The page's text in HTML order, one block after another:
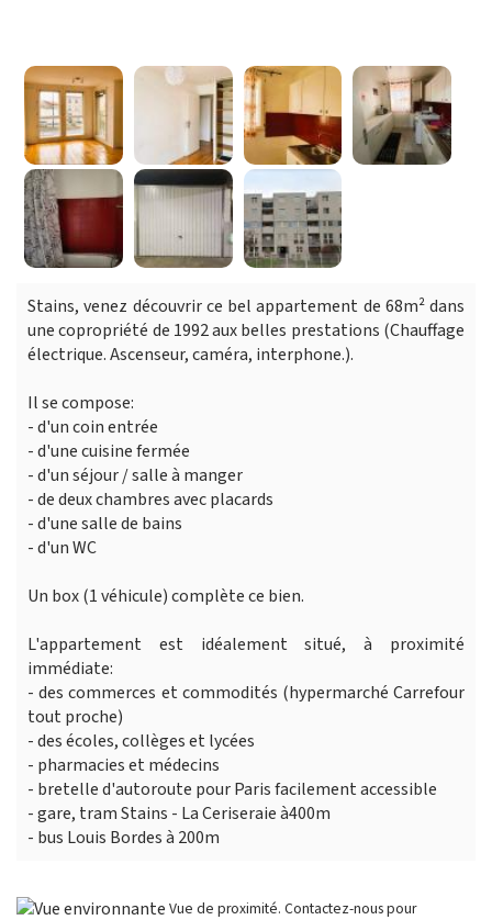
Stains, venez découvrir ce bel appartement de 68m² dans
une copropriété de 1992 aux belles prestations (Chauffage
électrique. Ascenseur, caméra, interphone.).
Il se compose:
- d'un coin entrée
- d'une cuisine fermée
- d'un séjour / salle à manger
- de deux chambres avec placards
- d'une salle de bains
- d'un WC
Un box (1 véhicule) complète ce bien.
L'appartement est idéalement situé, à proximité
immédiate:
- des commerces et commodités (hypermarché Carrefour
tout proche)
- des écoles, collèges et lycées
- pharmacies et médecins
- bretelle d'autoroute pour Paris facilement accessible
- gare, tram Stains - La Ceriseraie à400m
- bus Louis Bordes à 200m
Vue de proximité. Contactez-nous pour